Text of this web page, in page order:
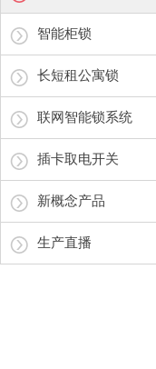
智能柜锁
长短租公寓锁
联网智能锁系统
插卡取电开关
新概念产品
生产直播